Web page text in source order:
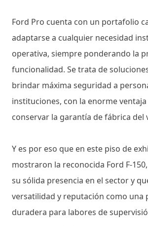
Ford Pro cuenta con un portafolio
adaptarse a cualquier necesidad
operativa, siempre ponderando la
funcionalidad. Se trata de
brindar máxima seguridad a
instituciones, con la enorme
conservar la garantía de fábrica del
Y es por eso que en este piso de
mostraron la reconocida Ford F-
su sólida presencia en el sector y
versatilidad y reputación como una
duradera para labores de